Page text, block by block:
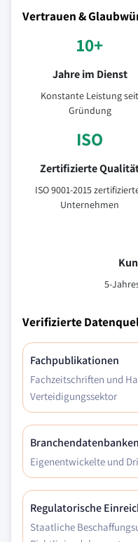
Vertrauen &
10+
Jahre im Dienst
Konstante Leistung seit
Gründung
ISO
Zertifizierte
ISO 9001-2015
Unternehmen
5-
Verifizierte
Fachpublikationen
Fachzeitschriften und
Verteidigungssektor
Branchendatenbanken
Eigenentwickelte und
Regulatorische
Staatliche